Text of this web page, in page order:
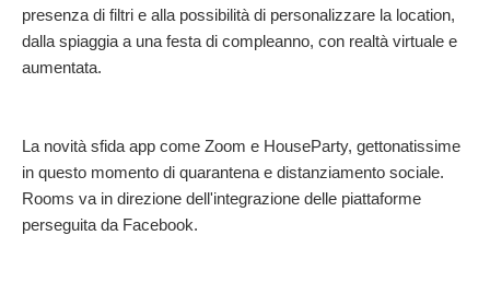
presenza di filtri e alla possibilità di personalizzare la location,
dalla spiaggia a una festa di compleanno, con realtà virtuale e
aumentata.
La novità sfida app come Zoom e HouseParty, gettonatissime
in questo momento di quarantena e distanziamento sociale.
Rooms va in direzione dell'integrazione delle piattaforme
perseguita da Facebook.